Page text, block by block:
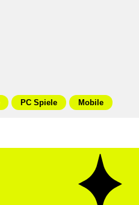
PC Spiele Mobile